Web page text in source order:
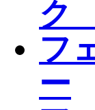
ク
フ
ー